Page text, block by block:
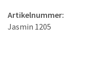
Artikelnummer:
Jasmin 1205